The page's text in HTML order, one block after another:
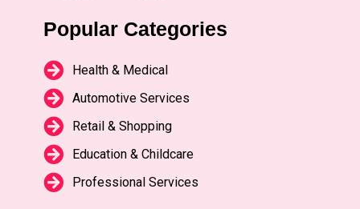
Popular Categories
Health & Medical
Automotive Services
Retail & Shopping
Education & Childcare
Professional Services